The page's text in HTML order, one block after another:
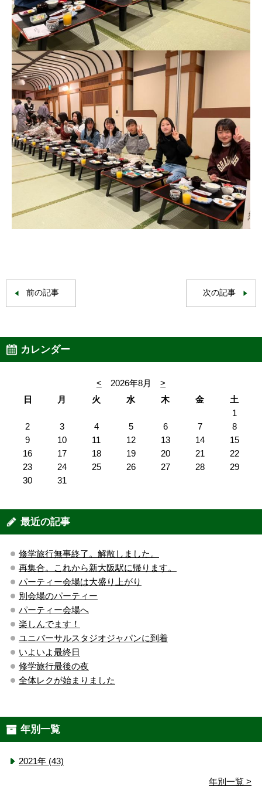
前の記事 次の記事
カレンダー
< 2026年8月
>
日
月 火 水 木 金
土
1
2
3 4 5 6 7
8
9
10 11 12 13 14
15
16
17 18 19 20 21
22
23
24 25 26 27 28
29
30
31
最近の記事
修学旅行無事終了。解散しました。
再集合。これから新大阪駅に帰ります。
パーティー会場は大盛り上がり
別会場のパーティー
パーティー会場へ
楽しんでます！
ユニバーサルスタジオジャパンに到着
いよいよ最終日
修学旅行最後の夜
全体レクが始まりました
年別一覧
2021年 (43)
年別一覧 >